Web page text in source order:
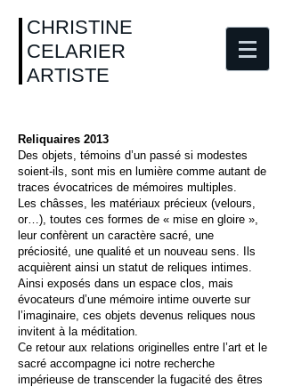
CHRISTINE
CELARIER
ARTISTE
Reliquaires 2013
Des objets, témoins d’un passé si modestes
soient-ils, sont mis en lumière comme autant de
traces évocatrices de mémoires multiples.
Les châsses, les matériaux précieux (velours,
or…), toutes ces formes de « mise en gloire »,
leur confèrent un caractère sacré, une
préciosité, une qualité et un nouveau sens. Ils
acquièrent ainsi un statut de reliques intimes.
Ainsi exposés dans un espace clos, mais
évocateurs d’une mémoire intime ouverte sur
l’imaginaire, ces objets devenus reliques nous
invitent à la méditation.
Ce retour aux relations originelles entre l’art et le
sacré accompagne ici notre recherche
impérieuse de transcender la fugacité des êtres